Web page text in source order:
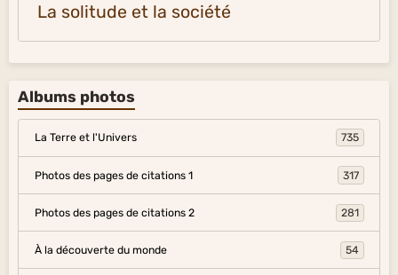
La solitude et la société
Albums photos
La Terre et l'Univers 735
Photos des pages de citations 1 317
Photos des pages de citations 2 281
À la découverte du monde 54